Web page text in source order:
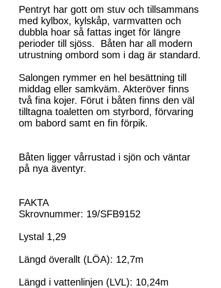
Pentryt har gott om stuv och tillsammans
med kylbox, kylskåp, varmvatten och
dubbla hoar så fattas inget för längre
perioder till sjöss. Båten har all modern
utrustning ombord som i dag är standard.
Salongen rymmer en hel besättning till
middag eller samkväm. Akteröver finns
två fina kojer. Förut i båten finns den väl
tilltagna toaletten om styrbord, förvaring
om babord samt en fin förpik.
Båten ligger vårrustad i sjön och väntar
på nya äventyr.
FAKTA
Skrovnummer: 19/SFB9152
Lystal 1,29
Längd överallt (LÖA): 12,7m
Längd i vattenlinjen (LVL): 10,24m